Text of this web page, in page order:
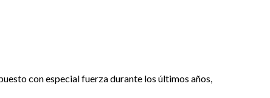
con especial fuerza durante los últimos años,